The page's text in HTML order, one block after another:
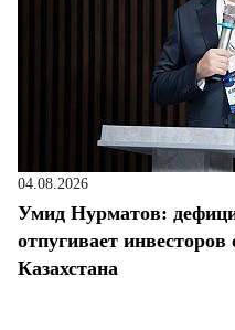
04.08.2026
Умид Нурматов:
отпугивает
Казахстана